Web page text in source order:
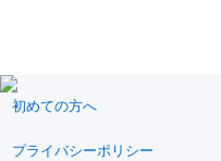
初めての方へ
プライバシーポリシー